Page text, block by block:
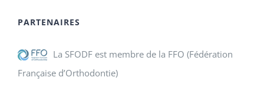
PARTENAIRES
La SFODF est membre de la FFO (Fédération
Française d’Orthodontie)